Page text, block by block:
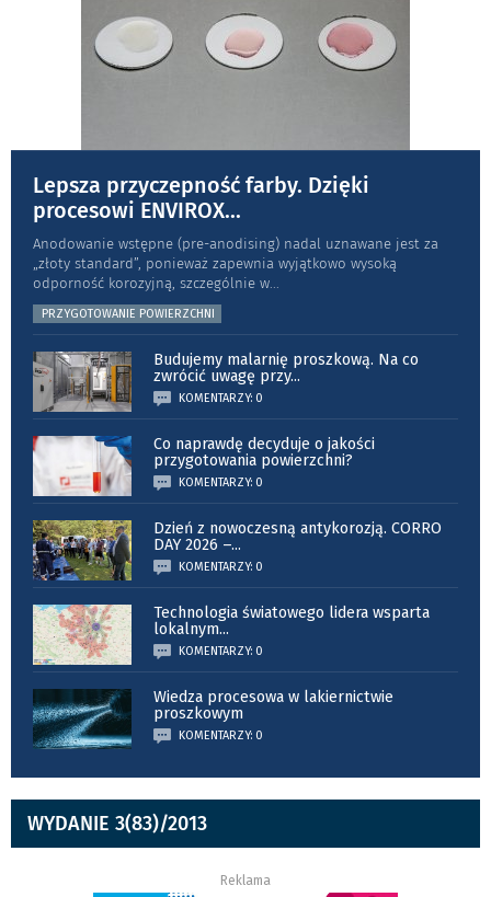
Lepsza przyczepność farby. Dzięki
procesowi ENVIROX...
Anodowanie wstępne (pre-anodising) nadal uznawane jest za
„złoty standard”, ponieważ zapewnia wyjątkowo wysoką
odporność koro­zyjną, szczególnie w
PRZYGOTOWANIE POWIERZCHNI
Budujemy malarnię proszkową. Na co
zwrócić uwagę przy...
KOMENTARZY: 0
Co naprawdę decyduje o jakości
przygotowania powierzchni?
KOMENTARZY: 0
Dzień z nowoczesną antykorozją. CORRO
DAY 2026 –...
KOMENTARZY: 0
Technologia światowego lidera wsparta
lokalnym...
KOMENTARZY: 0
Wiedza procesowa w lakiernictwie
proszkowym
KOMENTARZY: 0
WYDANIE 3(83)/2013
Reklama